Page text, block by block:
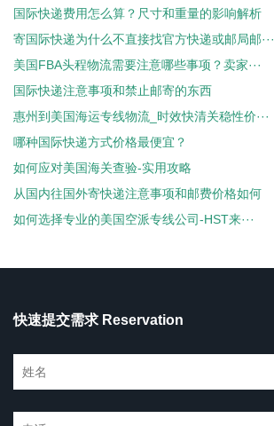
国际快递费用怎么算？尺寸和重量的影响解析
寄国际快递为什么不直接找官方快递或邮局邮···
美国FBA头程物流需要注意哪些事项？卖家···
国际快递注意事项和禁止邮寄的东西
惠州到美国海运专线物流_时效快清关稳性价···
哪种国际快递方式价格最便宜？
如何应对美国海关查验-实用攻略
从国内往国外寄快递注意事项和邮费价格如何
如何选择专业的美国空派专线公司-HST来···
快速提交需求 Reservation